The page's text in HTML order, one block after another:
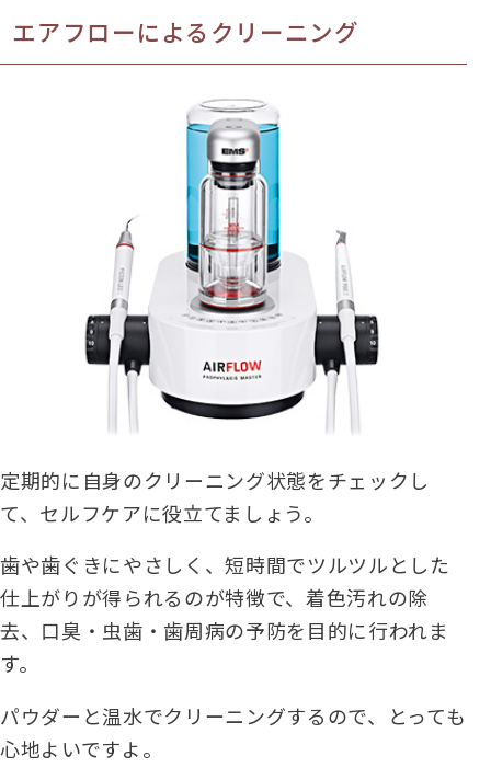
エアフローによるクリーニング
定期的に自身のクリーニング状態をチェックし
て、セルフケアに役立てましょう。
歯や歯ぐきにやさしく、短時間でツルツルとした
仕上がりが得られるのが特徴で、着色汚れの除
去、口臭・虫歯・歯周病の予防を目的に行われま
す。
パウダーと温水でクリーニングするので、とっても
心地よいですよ。